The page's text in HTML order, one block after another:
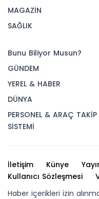
MAGAZİN
SAĞLIK
Bunu Biliyor Musun?
GÜNDEM
YEREL & HABER
DÜNYA
PERSONEL & ARAÇ TAKİP
SİSTEMİ
İletişim Künye
Kullanıcı Sözleşmesi
Haber içerikleri izin